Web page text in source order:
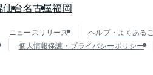
仙台名古屋福岡
ニュースリリース ヘルプ・よくある
個人情報保護・プライバシーポリシー